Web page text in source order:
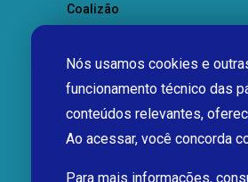
Coalizão
Nós usamos cookies e
funcionamento técnico das
conteúdos relevantes,
Ao acessar, você concorda
Para mais informações,